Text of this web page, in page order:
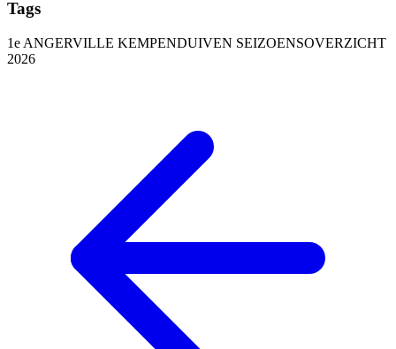
Tags
1e ANGERVILLE KEMPENDUIVEN SEIZOENSOVERZICHT
2026